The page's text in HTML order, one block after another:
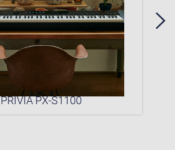
PRIVIA PX-S1100